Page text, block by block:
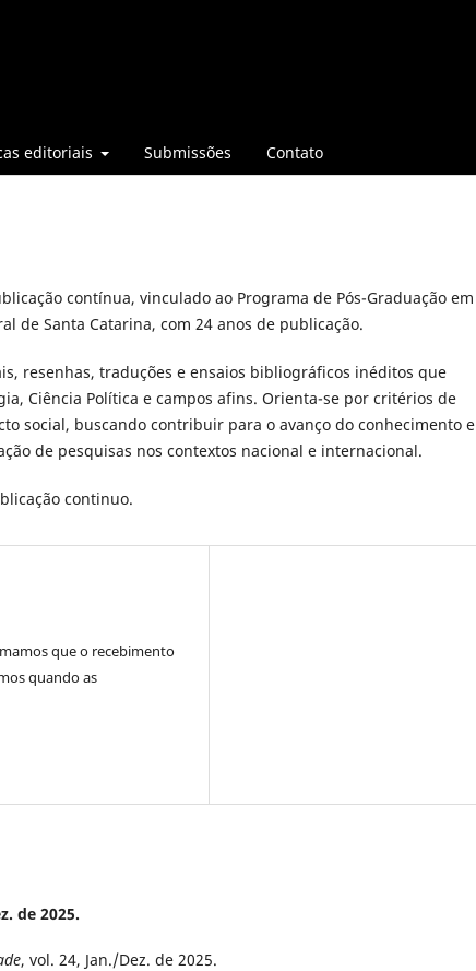
editoriais Submissões Contato
contínua, vinculado ao Programa de Pós-Graduação em
de Santa Catarina, com 24 anos de publicação.
resenhas, traduções e ensaios bibliográficos inéditos que
Ciência Política e campos afins. Orienta-se por critérios de
social, buscando contribuir para o avanço do conhecimento e
de pesquisas nos contextos nacional e internacional.
continuo.
que o recebimento
quando as
de 2025.
, vol. 24, Jan./Dez. de 2025.